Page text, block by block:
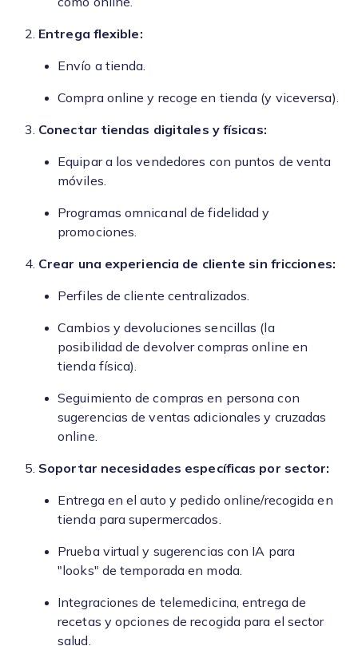
Entrega flexible:
Envío a tienda.
Compra online y recoge en tienda (y viceversa).
Conectar tiendas digitales y físicas:
Equipar a los vendedores con puntos de venta
móviles.
Programas omnicanal de fidelidad y
promociones.
Crear una experiencia de cliente sin fricciones:
Perfiles de cliente centralizados.
Cambios y devoluciones sencillas (la
posibilidad de devolver compras online en
tienda física).
Seguimiento de compras en persona con
sugerencias de ventas adicionales y cruzadas
online.
Soportar necesidades específicas por sector:
Entrega en el auto y pedido online/recogida en
tienda para supermercados.
Prueba virtual y sugerencias con IA para
"looks" de temporada en moda.
Integraciones de telemedicina, entrega de
recetas y opciones de recogida para el sector
salud.